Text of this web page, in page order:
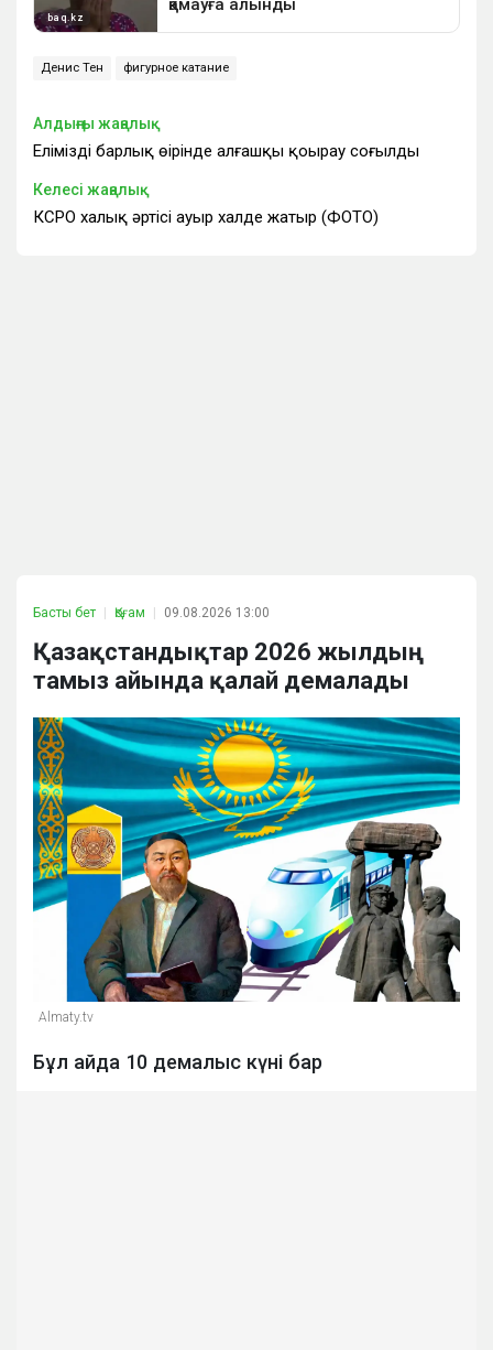
Денис Тен фигурное катание
Алдыңғы жаңалық
Еліміздің барлық өңірінде алғашқы қоңырау соғылды
Келесі жаңалық
КСРО халық әртісі ауыр халде жатыр (ФОТО)
Басты бет Қоғам 09.08.2026 13:00
Қазақстандықтар 2026 жылдың
тамыз айында қалай демалады
Almaty.tv
Бұл айда 10 демалыс күні бар